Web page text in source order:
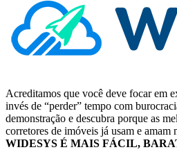
Acreditamos que você deve focar em
invés de “perder” tempo com
demonstração e descubra porque as
corretores de imóveis já usam e amam
WIDESYS É MAIS FÁCIL,